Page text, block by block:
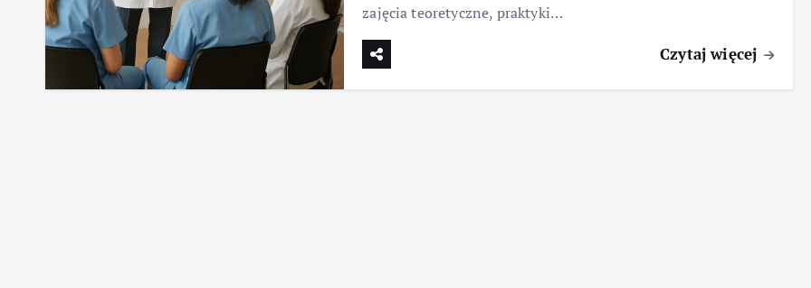
zajęcia teoretyczne, praktyki…
Czytaj więcej